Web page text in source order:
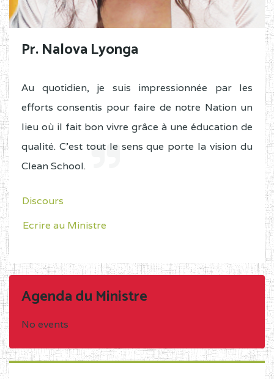
Pr. Nalova Lyonga
Au quotidien, je suis impressionnée par les
efforts consentis pour faire de notre Nation un
lieu où il fait bon vivre grâce à une éducation de
qualité. C'est tout le sens que porte la vision du
Clean School.
Discours
Ecrire au Ministre
Agenda du Ministre
No events